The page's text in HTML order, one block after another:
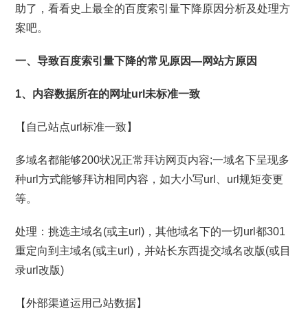
助了，看看史上最全的百度索引量下降原因分析及处理方
案吧。
一、导致百度索引量下降的常见原因—网站方原因
1、内容数据所在的网址url未标准一致
【自己站点url标准一致】
多域名都能够200状况正常拜访网页内容;一域名下呈现多
种url方式能够拜访相同内容，如大小写url、url规矩变更
等。
处理：挑选主域名(或主url)，其他域名下的一切url都301
重定向到主域名(或主url)，并站长东西提交域名改版(或目
录url改版)
【外部渠道运用己站数据】